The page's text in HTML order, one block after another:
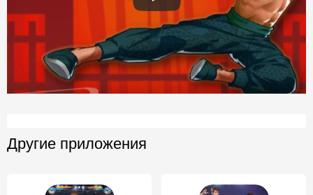
Другие приложения